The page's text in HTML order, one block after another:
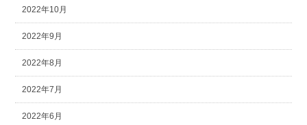
2022年10月
2022年9月
2022年8月
2022年7月
2022年6月